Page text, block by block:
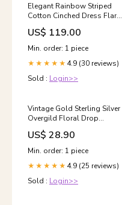
Elegant Rainbow Striped
Cotton Cinched Dress Flare
Sleeve Chic Green Peter Pan
Collar Print Patchwork Linen
Shirt Top Long Sleeve
US$ 119.00
Min. order: 1 piece
★★★★★ 4.9 (30 reviews)
Sold : Login>>
Vintage Gold Sterling Silver
Overgild Floral Drop
Earrings Street Orange
Pockets Spring Jacket
US$ 28.90
Min. order: 1 piece
★★★★★ 4.9 (25 reviews)
Sold : Login>>